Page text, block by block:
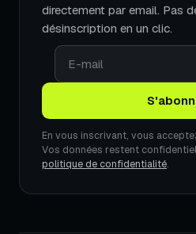
directement par email. Pas
désinscription en un clic.
En vous inscrivant, vous
Vos données restent
politique de confidentialité.